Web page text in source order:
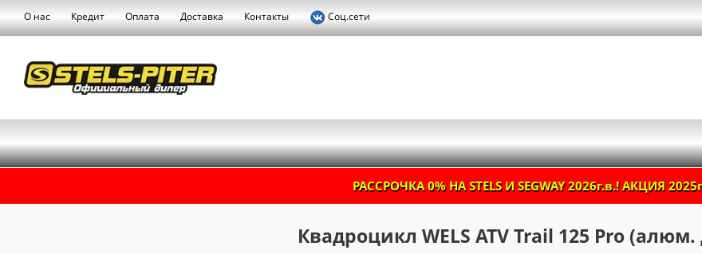
О нас Кредит Оплата Доставка Контакты Соц.сети
РАССРОЧКА 0% НА STELS И SEGWAY 2026г.в.! АКЦИЯ
Квадроцикл WELS ATV Trail 125 Pro